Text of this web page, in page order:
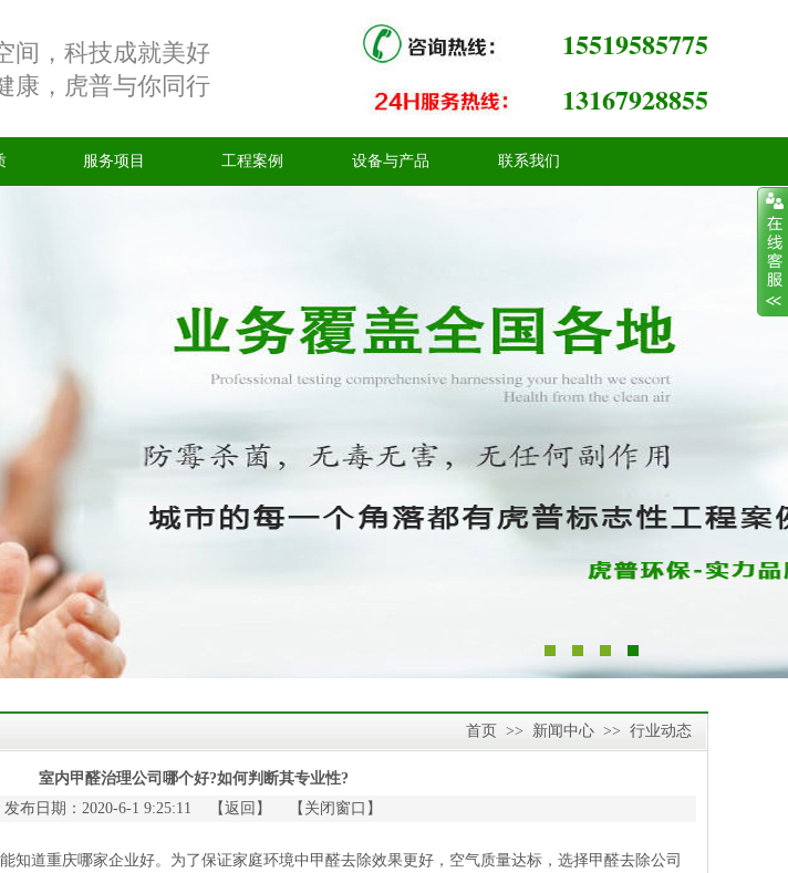
间，科技成就美好
康，虎普与你同行
15519585775
13167928855
服务项目 工程案例 设备与产品 联系我们
首页 >> 新闻中心 >> 行业动态
室内甲醛治理公司哪个好?如何判断其专业性?
发布日期：2020-6-1 9:25:11 【返回 】 【 关闭窗口 】
道重庆哪家企业好。为了保证家庭环境中甲醛去除效果更好，空气质量达标，选择甲醛去除公司